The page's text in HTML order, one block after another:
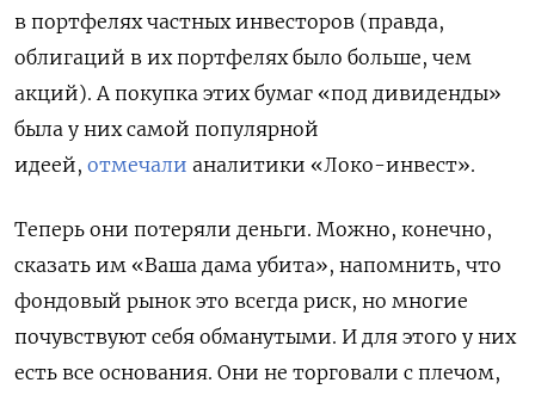
в портфелях частных инвесторов (правда,
облигаций в их портфелях было больше, чем
акций). А покупка этих бумаг «под дивиденды»
была у них самой популярной
идеей, отмечали аналитики «Локо-инвест».
Теперь они потеряли деньги. Можно, конечно,
сказать им «Ваша дама убита», напомнить, что
фондовый рынок это всегда риск, но многие
почувствуют себя обманутыми. И для этого у них
есть все основания. Они не торговали с плечом,